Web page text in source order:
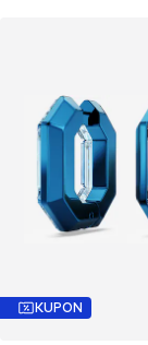
KUPON